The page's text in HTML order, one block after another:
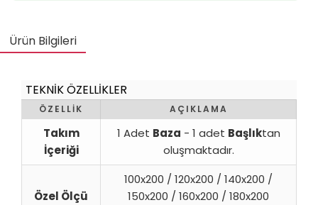
Ürün Bilgileri
TEKNİK ÖZELLİKLER
ÖZELLİK AÇIKLAMA
Takım
İçeriği
1 Adet Baza - 1 adet Başlıktan
oluşmaktadır.
Özel Ölçü
100x200 / 120x200 / 140x200 /
150x200 / 160x200 / 180x200